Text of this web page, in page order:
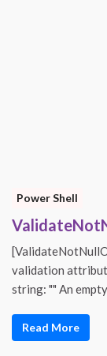
Power Shell
validation
string: "" An
Read More